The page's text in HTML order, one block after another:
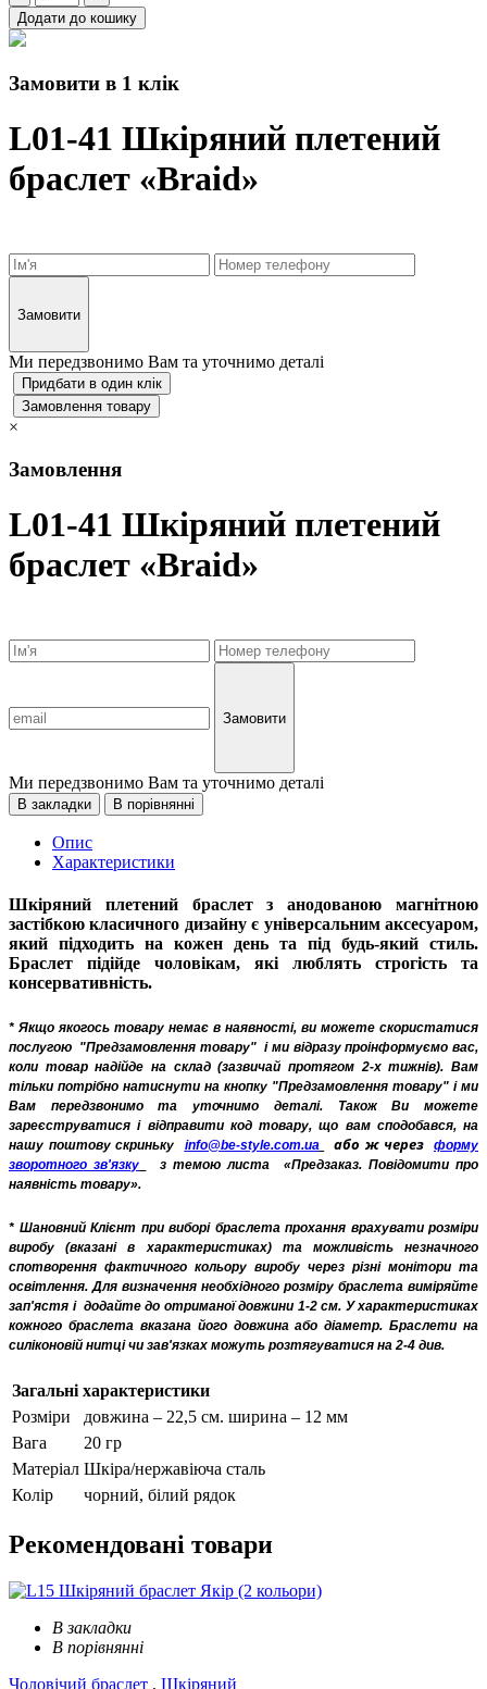
Додати до кошику
Замовити в 1 клік
L01-41 Шкіряний плетений
браслет «Braid»
Замовити
Ми передзвонимо Вам та уточнимо деталі
Придбати в один клік
Замовлення товару
×
Замовлення
L01-41 Шкіряний плетений
браслет «Braid»
Замовити
Ми передзвонимо Вам та уточнимо деталі
В закладки В порівнянні
Опис
Характеристики
Шкіряний плетений браслет з анодованою магнітною
застібкою класичного дизайну є універсальним аксесуаром,
який підходить на кожен день та під будь-який стиль.
Браслет підійде чоловікам, які люблять строгість та
консервативність.
* Якщо якогось товару немає в наявності, ви можете скористатися
послугою "Предзамовлення товару" і ми відразу проінформуємо вас,
коли товар надійде на склад (зазвичай протягом 2-х тижнів). Вам
тільки потрібно натиснути на кнопку "Предзамовлення товару" і ми
Вам передзвонимо та уточнимо деталі. Також Ви можете
зареєструватися і відправити код товару, що вам сподобався, на
нашу поштову скриньку info@be-style.com.ua або ж черезформу
зворотного зв'язку
з темою листа «Предзаказ. Повідомити про
наявність товару».
* Шановний Клієнт при виборі браслета прохання врахувати розміри
виробу (вказані в характеристиках) та можливість незначного
спотворення фактичного кольору виробу через різні монітори та
освітлення. Для визначення необхідного розміру браслета виміряйте
зап'ястя і додайте до отриманої довжини 1-2 см. У характеристиках
кожного браслета вказана його довжина або діаметр. Браслети на
силіконовій нитці чи зав'язках можуть розтягуватися на 2-4 див.
Загальні характеристики
Розміри
довжина – 22,5 см. ширина – 12 мм
Вага
20 гр
Матеріал Шкіра/нержавіюча сталь
Колір
чорний, білий рядок
Рекомендовані товари
В закладки
В порівнянні
Чоловічий браслет , Шкіряний